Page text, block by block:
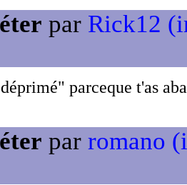
par Rick12
parceque t'as
par romano